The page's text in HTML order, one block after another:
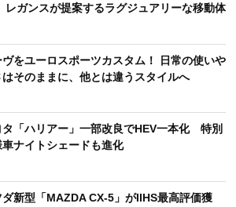
レガンスが提案するラグジュアリーな移動体
ヴをユーロスポーツカスタム！ 日常の使いや
はそのままに、他とは違うスタイルへ
タ「ハリアー」一部改良でHEV一本化 特別
車ナイトシェードも進化
ダ新型「MAZDA CX-5」がIIHS最高評価獲